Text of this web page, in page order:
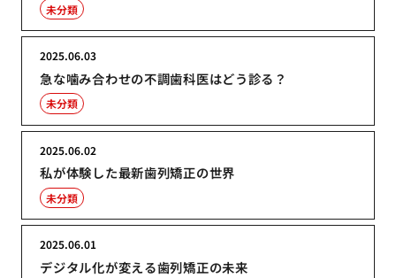
未分類
急な噛み合わせの不調歯科医はどう診る？
2025.06.03
未分類
私が体験した最新歯列矯正の世界
2025.06.02
未分類
デジタル化が変える歯列矯正の未来
2025.06.01